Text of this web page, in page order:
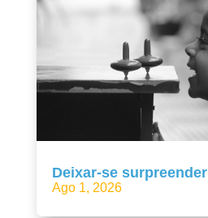
Deixar-se surpreender
Ago 1, 2026